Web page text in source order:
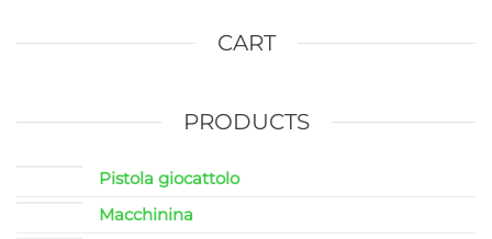
CART
PRODUCTS
Pistola giocattolo
Macchinina